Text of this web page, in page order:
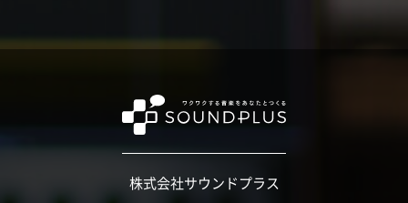
株式会社サウンドプラス